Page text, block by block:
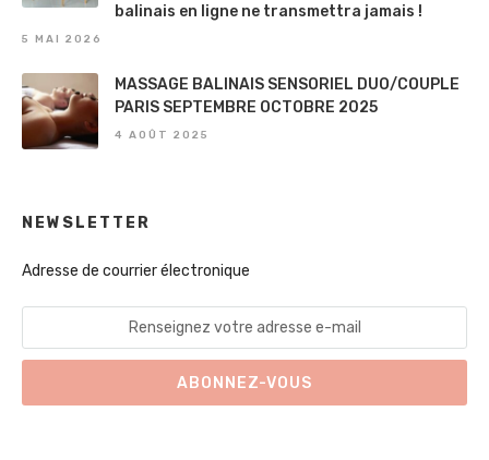
balinais en ligne ne transmettra jamais !
5 MAI 2026
MASSAGE BALINAIS SENSORIEL DUO/COUPLE
PARIS SEPTEMBRE OCTOBRE 2025
4 AOÛT 2025
NEWSLETTER
Adresse de courrier électronique